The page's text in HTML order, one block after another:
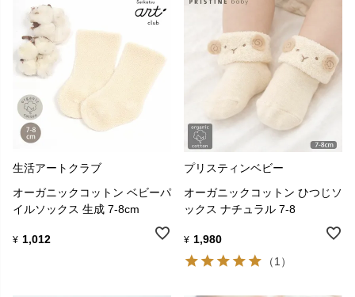
生活アートクラブ
オーガニックコットン ベビーパ
イルソックス 生成 7-8cm
¥ 1,012
プリスティンベビー
オーガニックコットン ひつじソ
ックス ナチュラル 7-8
¥ 1,980
（1）